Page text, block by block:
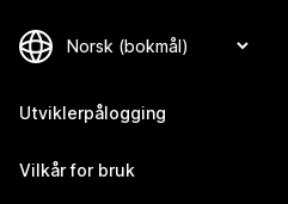
Utviklerpålogging
Vilkår for bruk